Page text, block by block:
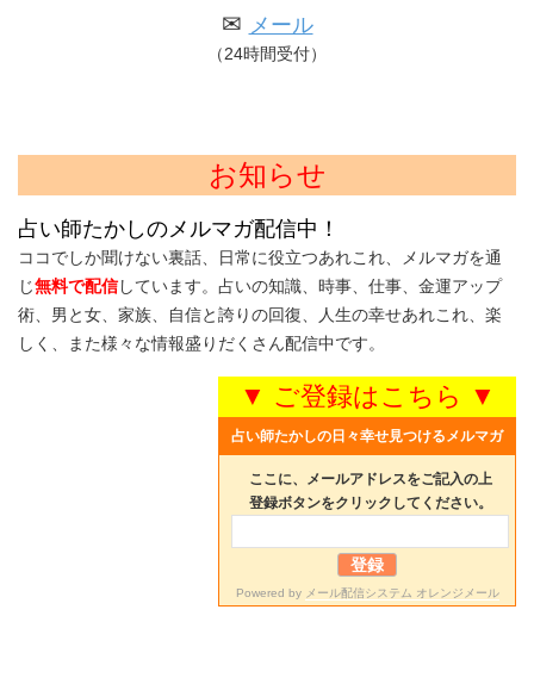
✉ メール
（24時間受付）
お知らせ
占い師たかしのメルマガ配信中！
ココでしか聞けない裏話、日常に役立つあれこれ、メルマガを通
じ無料で配信しています。占いの知識、時事、仕事、金運アップ
術、男と女、家族、自信と誇りの回復、人生の幸せあれこれ、楽
しく、また様々な情報盛りだくさん配信中です。
▼ ご登録はこちら ▼
占い師たかしの日々幸せ見つけるメルマガ
ここに、メールアドレスをご記入の上
登録ボタンをクリックしてください。
Powered by メール配信システム オレンジメール